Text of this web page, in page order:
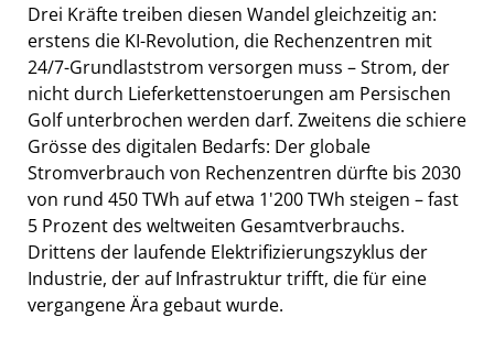
Drei Kräfte treiben diesen Wandel gleichzeitig an:
erstens die KI-Revolution, die Rechenzentren mit
24/7-Grundlaststrom versorgen muss – Strom, der
nicht durch Lieferkettenstoerungen am Persischen
Golf unterbrochen werden darf. Zweitens die schiere
Grösse des digitalen Bedarfs: Der globale
Stromverbrauch von Rechenzentren dürfte bis 2030
von rund 450 TWh auf etwa 1'200 TWh steigen – fast
5 Prozent des weltweiten Gesamtverbrauchs.
Drittens der laufende Elektrifizierungszyklus der
Industrie, der auf Infrastruktur trifft, die für eine
vergangene Ära gebaut wurde.